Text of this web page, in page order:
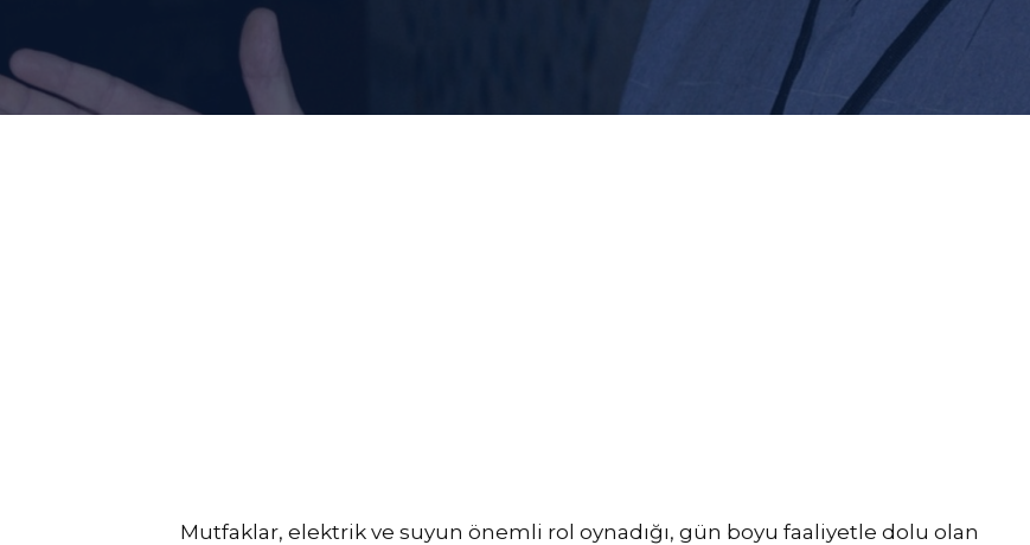
Mutfaklar, elektrik ve suyun önemli rol oynadığı, gün boyu faaliyetle dolu olan